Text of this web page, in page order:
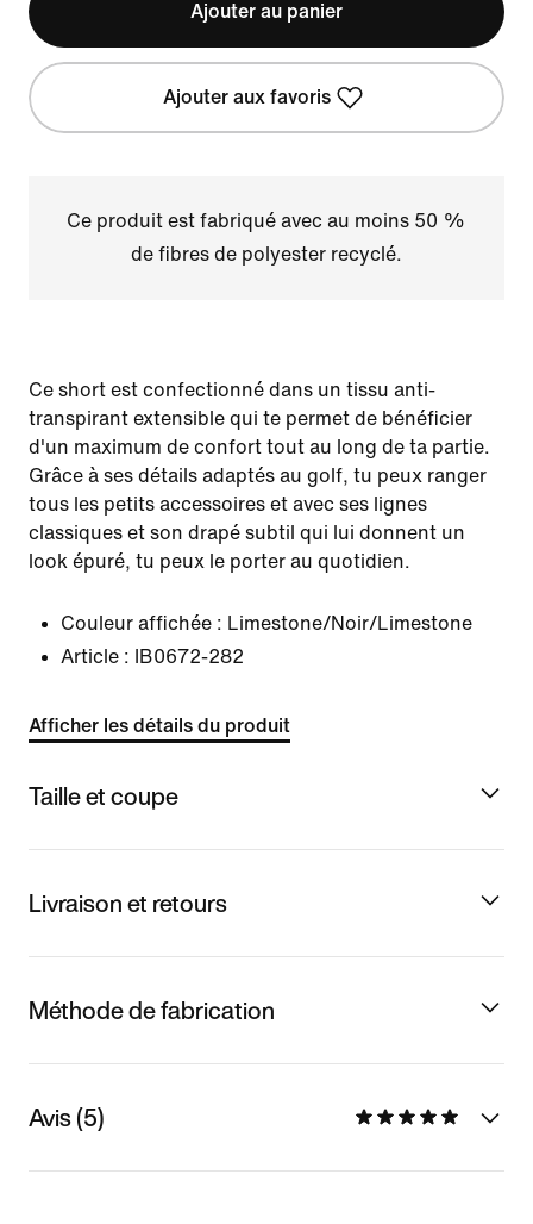
Ajouter au panier
Ajouter aux favoris
Ce produit est fabriqué avec au moins 50 %
de fibres de polyester recyclé.
Ce short est confectionné dans un tissu anti-
transpirant extensible qui te permet de bénéficier
d'un maximum de confort tout au long de ta partie.
Grâce à ses détails adaptés au golf, tu peux ranger
tous les petits accessoires et avec ses lignes
classiques et son drapé subtil qui lui donnent un
look épuré, tu peux le porter au quotidien.
Couleur affichée : Limestone/Noir/Limestone
Article :
IB0672-282
Afficher les détails du produit
Taille et coupe
Livraison et retours
Méthode de fabrication
Avis (5)